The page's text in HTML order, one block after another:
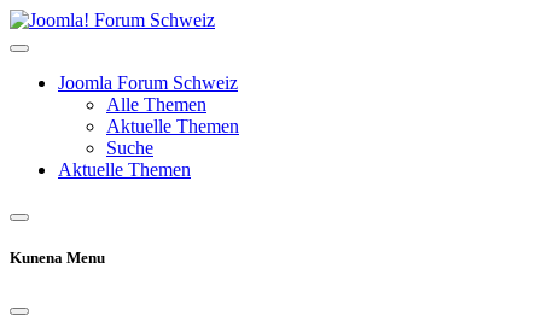
Joomla Forum Schweiz
Alle Themen
Aktuelle Themen
Suche
Aktuelle Themen
Kunena Menu